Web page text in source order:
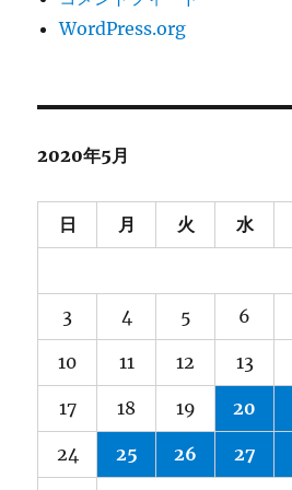
WordPress.org
2020年5月
日 月 火 水
3 4 5 6
10 11 12 13
17 18 19 20
24 25 26 27